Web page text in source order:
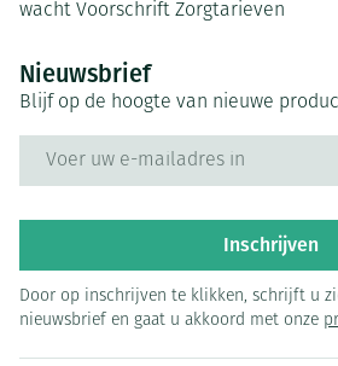
wacht Voorschrift Zorgtarieven
Nieuwsbrief
Blijf op de hoogte van nieuwe
Inschrijven
Door op inschrijven te klikken, schrijft u
nieuwsbrief en gaat u akkoord met onze